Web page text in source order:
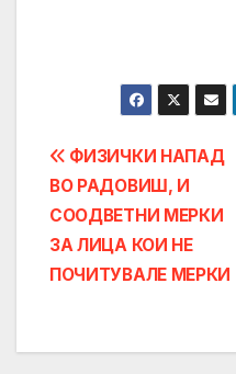
Post
navigation
ФИЗИЧКИ НАПАД
ВО РАДОВИШ, И
СООДВЕТНИ МЕРКИ
ЗА ЛИЦА КОИ НЕ
ПОЧИТУВАЛЕ МЕРКИ